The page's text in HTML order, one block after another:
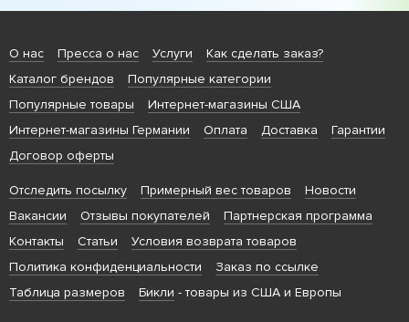
О нас Пресса о нас Услуги
Как сделать заказ?
Каталог брендов
Популярные категории
Популярные товары
Интернет-магазины США
Интернет-магазины Германии
Оплата Доставка
Гарантии
Договор оферты
Отследить посылку Примерный вес товаров
Новости
Вакансии
Отзывы покупателей
Партнерская программа
Контакты
Статьи
Условия возврата товаров
Политика конфиденциальности
Заказ по ссылке
Таблица размеров
Бикли - товары из США и Европы